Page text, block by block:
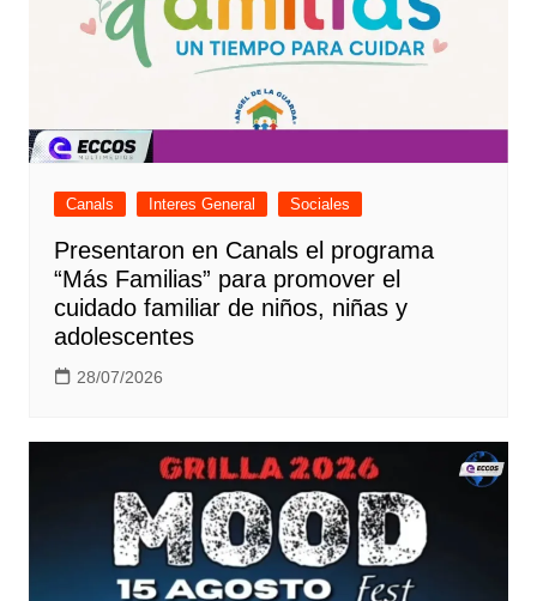
Canals Interes General Sociales
Presentaron en Canals el programa
“Más Familias” para promover el
cuidado familiar de niños, niñas y
adolescentes
28/07/2026